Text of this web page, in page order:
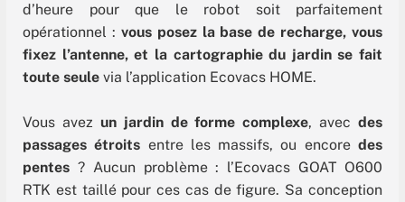
d’heure pour que le robot soit parfaitement
opérationnel : vous posez la base de recharge, vous
fixez l’antenne, et la cartographie du jardin se fait
toute seule via l’application Ecovacs HOME.
Vous avez un jardin de forme complexe, avec des
passages étroits entre les massifs, ou encoredes
pentes ? Aucun problème : l’Ecovacs GOAT O600
RTK est taillé pour ces cas de figure. Sa conception